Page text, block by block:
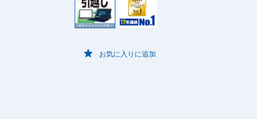
お気に入りに追加